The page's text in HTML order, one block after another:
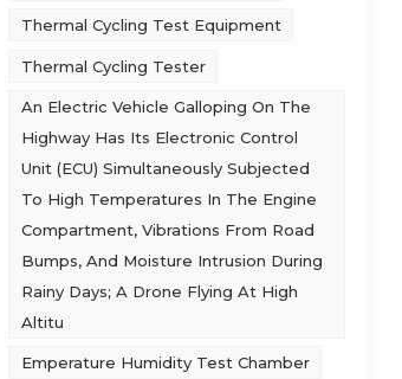
Thermal Cycling Test Equipment
Thermal Cycling Tester
An Electric Vehicle Galloping On The
Highway Has Its Electronic Control
Unit (ECU) Simultaneously Subjected
To High Temperatures In The Engine
Compartment, Vibrations From Road
Bumps, And Moisture Intrusion During
Rainy Days; A Drone Flying At High
Altitu
Emperature Humidity Test Chamber